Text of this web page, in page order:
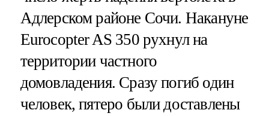
Адлерском районе Сочи. Накануне
Eurocopter AS 350 рухнул на
территории частного
домовладения. Сразу погиб один
человек, пятеро были доставлены